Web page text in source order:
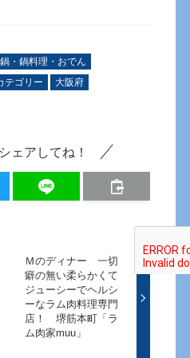
・鍋料理・おでん
テゴリー
大阪府
ェアしてね！
Ｍのディナー 一切
癖の無い柔らかくて
ジューシーでヘルシ
ーなラム肉料理専門
店！ 堺筋本町「ラ
ム肉家muu」